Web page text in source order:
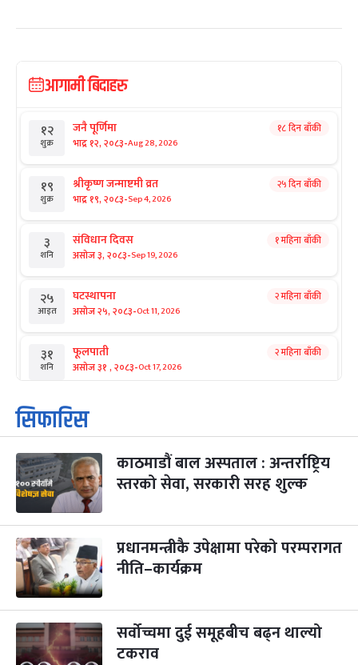
आगामी बिदाहरु
१२
शुक्र
जनै पूर्णिमा
भाद्र १२, २०८३-Aug 28, 2026
१८ दिन बाँकी
१९
शुक्र
श्रीकृष्ण जन्माष्टमी व्रत
भाद्र १९, २०८३-Sep 4, 2026
२५ दिन बाँकी
३
शनि
संविधान दिवस
असोज ३, २०८३-Sep 19, 2026
१ महिना बाँकी
२५
आइत
घटस्थापना
असोज २५, २०८३-Oct 11, 2026
२ महिना बाँकी
३१
शनि
फूलपाती
असोज ३१ , २०८३-Oct 17, 2026
२ महिना बाँकी
१
आइत
कार्तिक सङ्क्रान्ति
कार्तिक १, २०८३
३
मंगल
महानवमी
कार्तिक ३, २०८३-Oct 20, 2026
२ महिना बाँकी
४
बुध कार्तिक ४, २०८३ Oct 21, 2026
५
बिहि
पापा‌ङ्कुशा एकादशी व्रत
कार्तिक ५, २०८३
२२
आइत
कुकुर तिहार
कार्तिक २२, २०८३-Nov 8, 2026
३ महिना बाँकी
सिफारिस
काठमाडौं बाल अस्पताल : अन्तर्राष्ट्रिय
स्तरको सेवा, सरकारी सरह शुल्क
प्रधानमन्त्रीकै उपेक्षामा परेको परम्परागत
नीति–कार्यक्रम
सर्वोच्चमा दुई समूहबीच बढ्न थाल्यो
टकराव